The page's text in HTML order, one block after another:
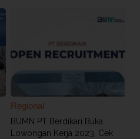
Regional
BUMN PT Berdikari Buka
Lowongan Kerja 2023, Cek